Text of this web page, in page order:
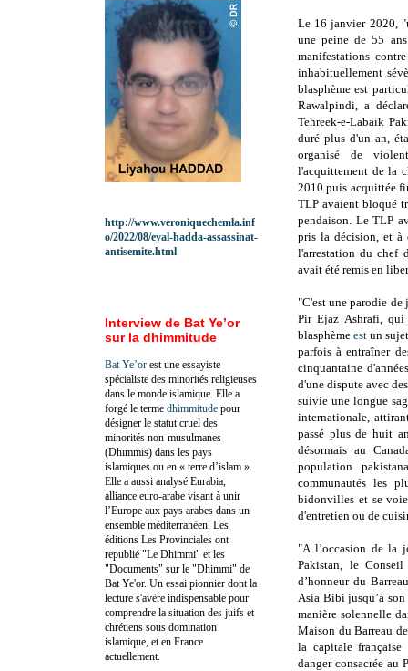
Le 16 janvier 2020,
une peine de 55
manifestations
inhabituellement
blasphème est
Rawalpindi, a
Tehreek-e-Labaik
duré plus d'un an,
organisé de
l'acquittement de la
2010 puis acquittée
TLP avaient bloqué
pendaison. Le TLP
pris la décision, et à
l'arrestation du chef
avait été remis en
"C'est une parodie de
Pir Ejaz Ashrafi,
blasphème est un
parfois à entraîner
cinquantaine
d'une dispute avec
suivie une longue
internationale,
passé plus de huit
désormais au
population
communautés les
bidonvilles et se
d'entretien ou de
"A l’occasion de la
Pakistan, le
d’honneur du
Asia Bibi jusqu’à
manière solennelle
Maison du Barreau
la capitale française
danger consacrée
http://www.veroniquechemla.inf
o/2022/08/eyal-hadda-assassinat-
antisemite.html
Interview de Bat Ye’or
sur la dhimmitude
Bat Ye’or est une essayiste
spécialiste des minorités religieuses
dans le monde islamique. Elle a
forgé le terme dhimmitude pour
désigner le statut cruel des
minorités non-musulmanes
(Dhimmis) dans les pays
islamiques ou en « terre d’islam ».
Elle a aussi analysé Eurabia,
alliance euro-arabe visant à unir
l’Europe aux pays arabes dans un
ensemble méditerranéen. Les
éditions Les Provinciales ont
republié "Le Dhimmi" et les
"Documents" sur le "Dhimmi" de
Bat Ye'or. Un essai pionnier dont la
lecture s'avère indispensable pour
comprendre la situation des juifs et
chrétiens sous domination
islamique, et en France
actuellement.